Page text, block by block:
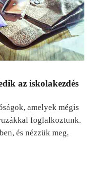
az iskolakezdés
amelyek mégis
foglalkoztunk.
és nézzük meg,